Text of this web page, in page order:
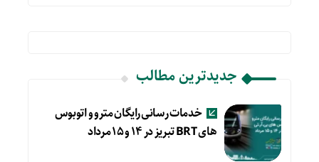
جدیدترین مطالب
خدمات رسانی رایگان مترو و اتوبوس
های BRT تبریز در ۱۴ و ۱۵ مرداد